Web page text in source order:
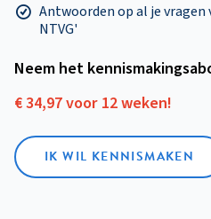
Antwoorden op al je vragen
NTVG'
Neem het
€ 34,97 voor 12 weken!
IK WIL KENNISMAKEN